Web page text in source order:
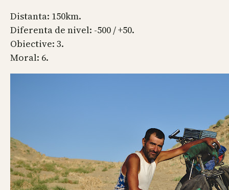
Distanta: 150km.
Diferenta de nivel: -500 / +50.
Obiective: 3.
Moral: 6.